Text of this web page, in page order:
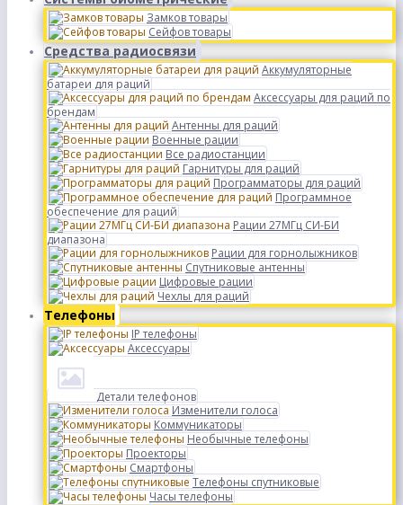
Замков товары
Сейфов товары
Средства радиосвязи
Аккумуляторные
батареи для раций
Аксессуары для раций по
брендам
Антенны для раций
Военные рации
Все радиостанции
Гарнитуры для раций
Программаторы для раций
Программное
обеспечение для раций
Рации 27МГц СИ-БИ
диапазона
Рации для горнолыжников
Спутниковые антенны
Цифровые рации
Чехлы для раций
Телефоны
IP телефоны
Аксессуары
Детали телефонов
Изменители голоса
Коммуникаторы
Необычные телефоны
Проекторы
Смартфоны
Телефоны спутниковые
Часы телефоны